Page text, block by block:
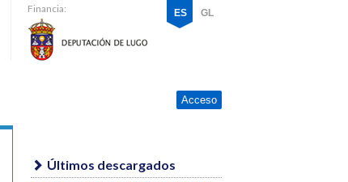
Financia: ES GL
Acceso
Últimos descargados